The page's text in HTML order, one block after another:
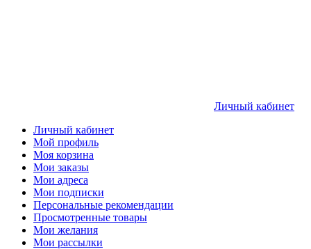
Личный кабинет
Личный кабинет
Мой профиль
Моя корзина
Мои заказы
Мои адреса
Мои подписки
Персональные рекомендации
Просмотренные товары
Мои желания
Мои рассылки